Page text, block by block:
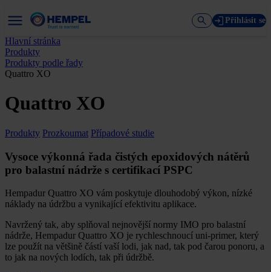
Přihlásit se
Hlavní stránka
Produkty
Produkty podle řady
Quattro XO
Quattro XO
Produkty Prozkoumat Případové studie
Vysoce výkonná řada čistých epoxidových nátěrů
pro balastní nádrže s certifikací PSPC
Hempadur Quattro XO vám poskytuje dlouhodobý výkon, nízké
náklady na údržbu a vynikající efektivitu aplikace.
Navržený tak, aby splňoval nejnovější normy IMO pro balastní
nádrže, Hempadur Quattro XO je rychleschnoucí uni-primer, který
lze použít na většině částí vaší lodi, jak nad, tak pod čarou ponoru, a
to jak na nových lodích, tak při údržbě.